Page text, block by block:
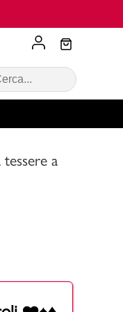
di più
a